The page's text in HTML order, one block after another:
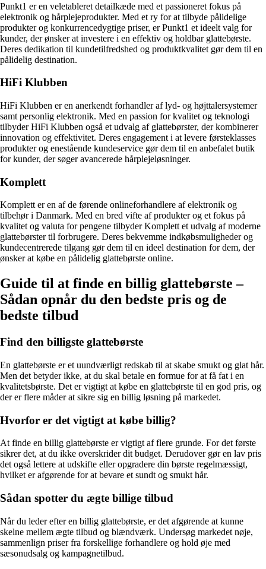
Punkt1 er en veletableret detailkæde med et passioneret fokus på
elektronik og hårplejeprodukter. Med et ry for at tilbyde pålidelige
produkter og konkurrencedygtige priser, er Punkt1 et ideelt valg for
kunder, der ønsker at investere i en effektiv og holdbar glattebørste.
Deres dedikation til kundetilfredshed og produktkvalitet gør dem til en
pålidelig destination.
HiFi Klubben
HiFi Klubben er en anerkendt forhandler af lyd- og højttalersystemer
samt personlig elektronik. Med en passion for kvalitet og teknologi
tilbyder HiFi Klubben også et udvalg af glattebørster, der kombinerer
innovation og effektivitet. Deres engagement i at levere førsteklasses
produkter og enestående kundeservice gør dem til en anbefalet butik
for kunder, der søger avancerede hårplejeløsninger.
Komplett
Komplett er en af de førende onlineforhandlere af elektronik og
tilbehør i Danmark. Med en bred vifte af produkter og et fokus på
kvalitet og valuta for pengene tilbyder Komplett et udvalg af moderne
glattebørster til forbrugere. Deres bekvemme indkøbsmuligheder og
kundecentrerede tilgang gør dem til en ideel destination for dem, der
ønsker at købe en pålidelig glattebørste online.
Guide til at finde en billig glattebørste –
Sådan opnår du den bedste pris og de
bedste tilbud
Find den billigste glattebørste
En glattebørste er et uundværligt redskab til at skabe smukt og glat hår.
Men det betyder ikke, at du skal betale en formue for at få fat i en
kvalitetsbørste. Det er vigtigt at købe en glattebørste til en god pris, og
der er flere måder at sikre sig en billig løsning på markedet.
Hvorfor er det vigtigt at købe billig?
At finde en billig glattebørste er vigtigt af flere grunde. For det første
sikrer det, at du ikke overskrider dit budget. Derudover gør en lav pris
det også lettere at udskifte eller opgradere din børste regelmæssigt,
hvilket er afgørende for at bevare et sundt og smukt hår.
Sådan spotter du ægte billige tilbud
Når du leder efter en billig glattebørste, er det afgørende at kunne
skelne mellem ægte tilbud og blændværk. Undersøg markedet nøje,
sammenlign priser fra forskellige forhandlere og hold øje med
sæsonudsalg og kampagnetilbud.